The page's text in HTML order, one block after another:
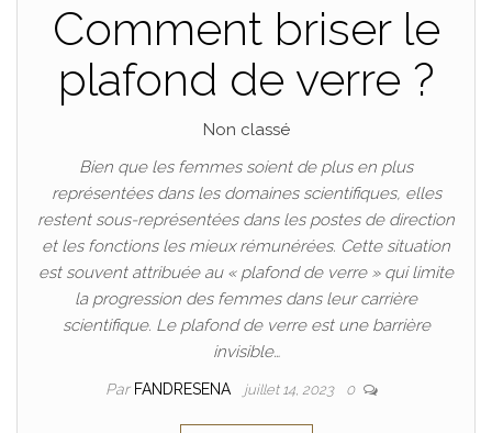
Comment briser le
plafond de verre ?
Non classé
Bien que les femmes soient de plus en plus
représentées dans les domaines scientifiques, elles
restent sous-représentées dans les postes de direction
et les fonctions les mieux rémunérées. Cette situation
est souvent attribuée au « plafond de verre » qui limite
la progression des femmes dans leur carrière
scientifique. Le plafond de verre est une barrière
invisible…
Par FANDRESENA juillet 14, 2023 0